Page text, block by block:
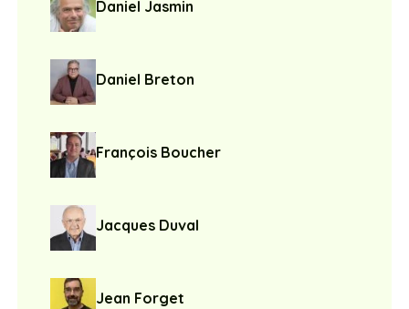
Daniel Jasmin
Daniel Breton
François Boucher
Jacques Duval
Jean Forget